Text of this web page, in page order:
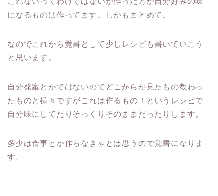
になるものは作ってます。しかもまとめて。
なのでこれから覚書として少しレシピも書いていこう
と思います。
自分発案とかではないのでどこからか見たもの教わっ
たものと様々ですがこれは作るもの！というレシピで
自分味にしてたりそっくりそのままだったりします。
多少は食事とか作らなきゃとは思うので覚書になりま
す。